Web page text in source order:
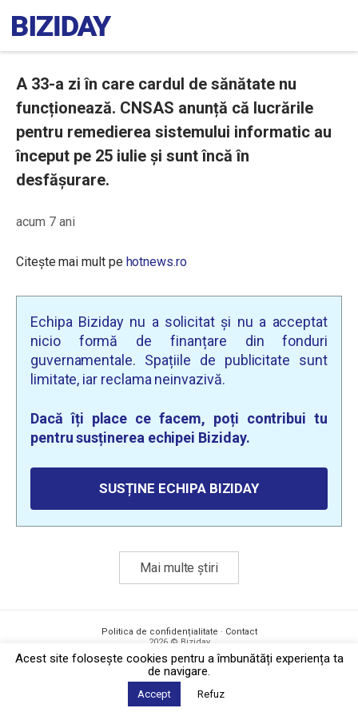
A 33-a zi în care cardul de sănătate nu
funcționează. CNSAS anunță că lucrările
pentru remedierea sistemului informatic au
început pe 25 iulie și sunt încă în
desfășurare.
acum 7 ani
Citește mai mult pe hotnews.ro
Echipa Biziday nu a solicitat și nu a acceptat
nicio formă de finanțare din fonduri
guvernamentale. Spațiile de publicitate sunt
limitate, iar reclama neinvazivă.
Dacă îți place ce facem, poți contribui tu
pentru susținerea echipei Biziday.
SUSȚINE ECHIPA BIZIDAY
Mai multe știri
Politica de confidențialitate · Contact
2026 © Biziday
Acest site foloseşte cookies pentru a îmbunătăți experiența ta
de navigare.
Accept Refuz